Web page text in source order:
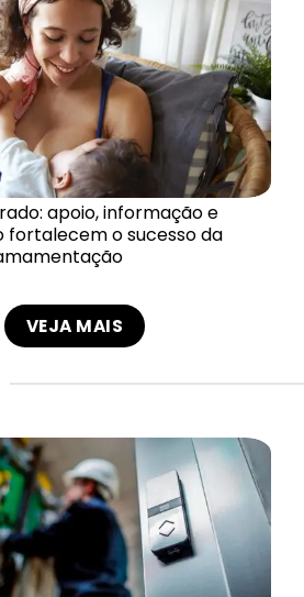
apoio, informação e
fortalecem o sucesso da
VEJA MAIS